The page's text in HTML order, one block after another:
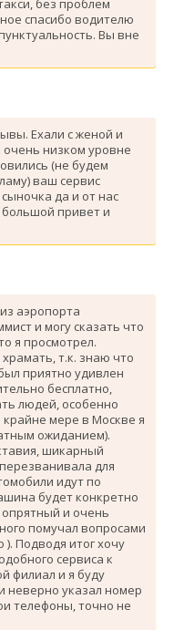
спасибо водителю
Вы вне
Ехали с женой и
низком уровне
(не будем
ваш сервис
да и от нас
привет и
аэропорта
и могу сказать что
я просмотрел.
т.к. знаю что
приятно удивлен
бесплатно,
людей, особенно
мере в Москве я
ожиданием).
шикарный
для
идут по
будет конкретно
и очень
помучал вопросами
Подводя итог хочу
сервиса к
филиал и я буду
неверно указал номер
телефоны, точно не